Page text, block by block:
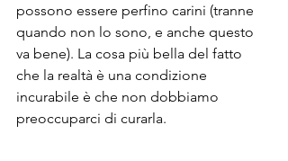
possono essere perfino carini (tranne
quando non lo sono, e anche questo
va bene). La cosa più bella del fatto
che la realtà è una condizione
incurabile è che non dobbiamo
preoccuparci di curarla.